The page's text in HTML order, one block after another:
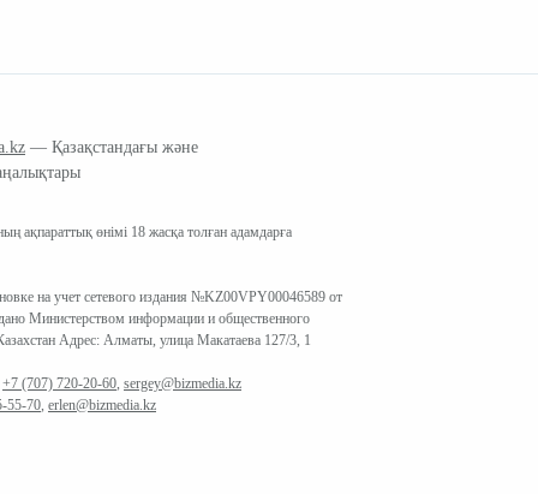
— Қазақстандағы және
ақпараттық өнімі 18 жасқа толған адамдарға
на учет сетевого издания №KZ00VPY00046589 от
Министерством информации и общественного
Адрес: Алматы, улица Макатаева 127/3, 1
+7 (707) 720-20-60, sergey@bizmedia.kz
55-70, erlen@bizmedia.kz